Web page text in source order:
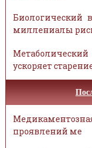
Биологический
миллениалы
ускоряет
проявлений ме